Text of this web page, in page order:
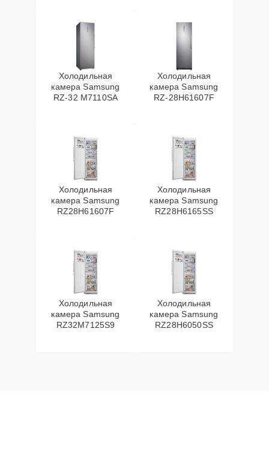
Холодильная
камера Samsung
RZ-32 M7110SA
Холодильная
камера Samsung
RZ-28H61607F
Холодильная
камера Samsung
RZ28H61607F
Холодильная
камера Samsung
RZ28H6165SS
Холодильная
камера Samsung
RZ32M7125S9
Холодильная
камера Samsung
RZ28H6050SS